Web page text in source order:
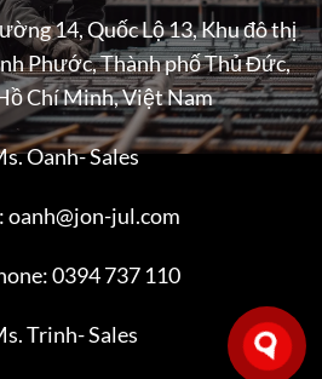
14, Quốc Lộ 13, Khu đô thị
Phước, Thành phố Thủ Đức,
Chí Minh, Việt Nam
Oanh- Sales
oanh@jon-jul.com
0394 737 110
Trinh- Sales